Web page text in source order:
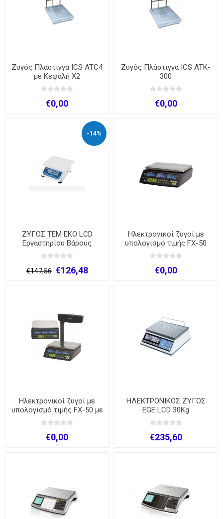
Ζυγός Πλάστιγγα ICS ATC4
με Κεφαλή X2
€0,00
Ζυγός Πλάστιγγα ICS ATK-
300
€0,00
-14%
ΖΥΓΟΣ ΤΕΜ ΕΚΟ LCD
Εργαστηρίου Βάρους
€147,56 €126,48
Ηλεκτρονικοί ζυγοί με
υπολογισμό τιμής FX-50
€0,00
Ηλεκτρονικοί ζυγοί με
υπολογισμό τιμής FX-50 με
ιστό
€0,00
ΗΛΕΚΤΡΟΝΙΚΟΣ ΖΥΓΟΣ
EGE LCD 30Kg
€235,60